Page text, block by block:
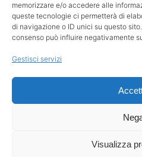
memorizzare e/o accedere alle
queste tecnologie ci permetterà di
di navigazione o ID unici su questo
consenso può influire negativamente
Gestisci servizi
Visualizza
L’interessato esprime il
propri dati, nei modi e termini
Privacy policy|